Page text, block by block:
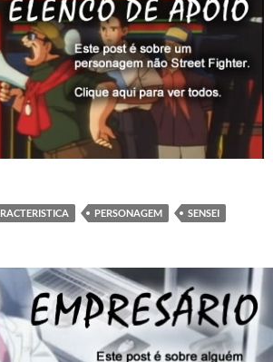
PERSONAGEM SENSEI